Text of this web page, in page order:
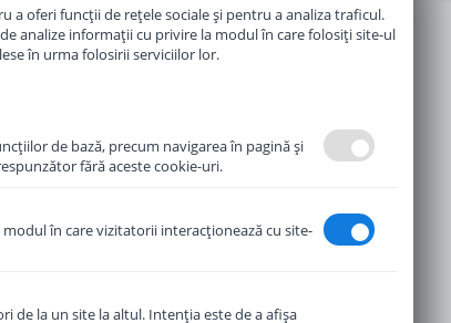
oferi funcții de rețele sociale și pentru a analiza traficul.
analize informații cu privire la modul în care folosiți site-ul
în urma folosirii serviciilor lor.
de bază, precum navigarea în pagină şi
fără aceste cookie-uri.
în care vizitatorii interacţionează cu site-
de la un site la altul. Intenţia este de a afişa